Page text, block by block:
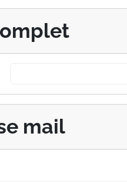
mail